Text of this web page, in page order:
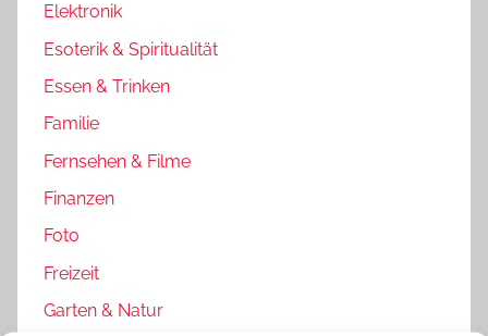
Elektronik
Esoterik & Spiritualität
Essen & Trinken
Familie
Fernsehen & Filme
Finanzen
Foto
Freizeit
Garten & Natur